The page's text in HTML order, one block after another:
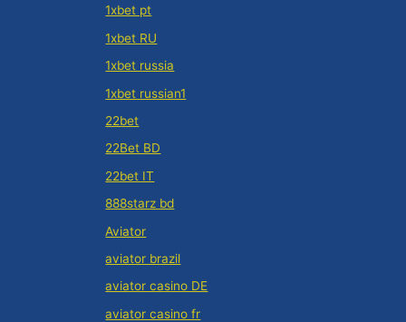
1xbet pt
1xbet RU
1xbet russia
1xbet russian1
22bet
22Bet BD
22bet IT
888starz bd
Aviator
aviator brazil
aviator casino DE
aviator casino fr